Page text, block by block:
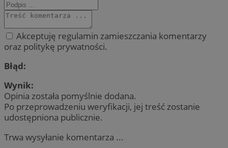
Akceptuję regulamin zamieszczania komentarzy
oraz politykę prywatności.
Błąd:
Wynik:
Opinia została pomyślnie dodana.
Po przeprowadzeniu weryfikacji, jej treść zostanie
udostępniona publicznie.
Trwa wysyłanie komentarza ...